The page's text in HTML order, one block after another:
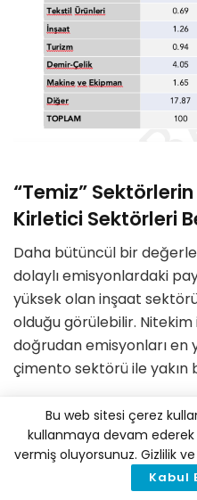
“Temiz”
Kirletici Sektörleri
Daha bütüncül bir
dolaylı emisyonlardaki
yüksek olaninşaat
olduğu görülebilir.
doğrudan emisyonları
çimento sektörü ile yakın
Hammaddelerin çok
gerektirdiği için oldukça
yapançimento sektörü,
yüzde 17’sinden sorumlu.
Bu web sitesi çerez
kullanmaya devam ederek
vermiş oluyorsunuz. Gizlilik
Kabul